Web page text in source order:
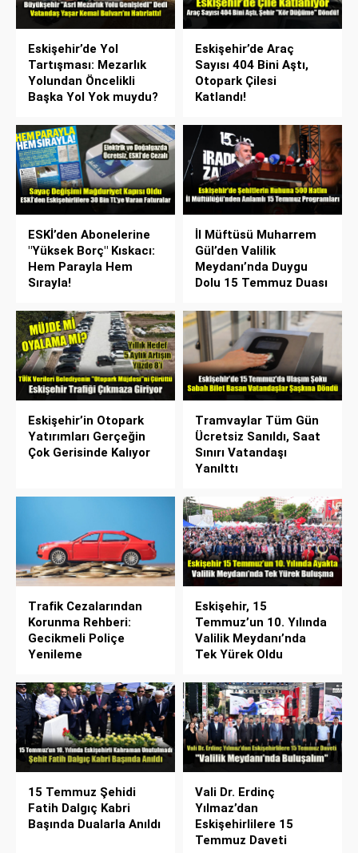
Eskişehir’de Yol
Tartışması: Mezarlık
Yolundan Öncelikli
Başka Yol Yok muydu?
Eskişehir’de Araç
Sayısı 404 Bini Aştı,
Otopark Çilesi
Katlandı!
ESKİ’den Abonelerine
"Yüksek Borç" Kıskacı:
Hem Parayla Hem
Sırayla!
İl Müftüsü Muharrem
Gül’den Valilik
Meydanı’nda Duygu
Dolu 15 Temmuz Duası
Eskişehir’in Otopark
Yatırımları Gerçeğin
Çok Gerisinde Kalıyor
Tramvaylar Tüm Gün
Ücretsiz Sanıldı, Saat
Sınırı Vatandaşı
Yanılttı
Trafik Cezalarından
Korunma Rehberi:
Gecikmeli Poliçe
Yenileme
Eskişehir, 15
Temmuz’un 10. Yılında
Valilik Meydanı’nda
Tek Yürek Oldu
15 Temmuz Şehidi
Fatih Dalgıç Kabri
Başında Dualarla Anıldı
Vali Dr. Erdinç
Yılmaz’dan
Eskişehirlilere 15
Temmuz Daveti